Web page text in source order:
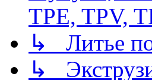
TPE, TPV,
↳ Литье
↳